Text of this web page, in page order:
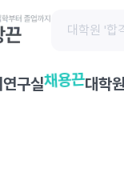
연구실채용끈대학